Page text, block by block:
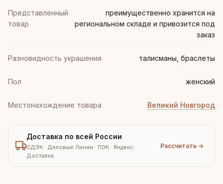
Представленный
товар
преимущественно хранится на
региональном складе и привозится под
заказ
Разновидность украшения талисманы, браслеты
Пол женский
Местонахождение товара Великий Новгород
Доставка по всей России
СДЭК · Деловые Линии · ПЭК · Яндекс
Доставка
Рассчитать →